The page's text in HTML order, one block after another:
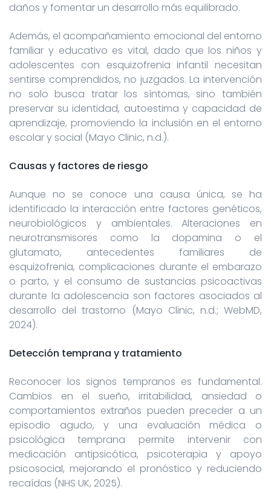
daños y fomentar un desarrollo más equilibrado.
Además, el acompañamiento emocional del entorno
familiar y educativo es vital, dado que los niños y
adolescentes con esquizofrenia infantil necesitan
sentirse comprendidos, no juzgados. La intervención
no solo busca tratar los síntomas, sino también
preservar su identidad, autoestima y capacidad de
aprendizaje, promoviendo la inclusión en el entorno
escolar y social (Mayo Clinic, n.d.).
Causas y factores de riesgo
Aunque no se conoce una causa única, se ha
identificado la interacción entre factores genéticos,
neurobiológicos y ambientales. Alteraciones en
neurotransmisores como la dopamina o el
glutamato, antecedentes familiares de
esquizofrenia, complicaciones durante el embarazo
o parto, y el consumo de sustancias psicoactivas
durante la adolescencia son factores asociados al
desarrollo del trastorno (Mayo Clinic, n.d.; WebMD,
2024).
Detección temprana y tratamiento
Reconocer los signos tempranos es fundamental.
Cambios en el sueño, irritabilidad, ansiedad o
comportamientos extraños pueden preceder a un
episodio agudo, y una evaluación médica o
psicológica temprana permite intervenir con
medicación antipsicótica, psicoterapia y apoyo
psicosocial, mejorando el pronóstico y reduciendo
recaídas (NHS UK, 2025).